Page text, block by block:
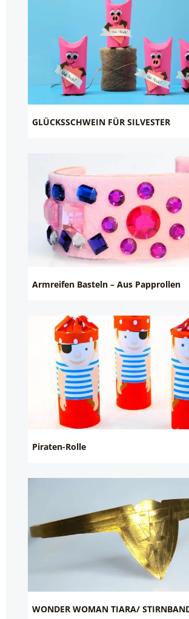
GLÜCKSSCHWEIN FÜR SILVESTER
Armreifen Basteln – Aus Papprollen
Piraten-Rolle
WONDER WOMAN TIARA/